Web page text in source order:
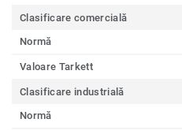
Clasificare comercială
Normă
Valoare Tarkett
Clasificare industrială
Normă